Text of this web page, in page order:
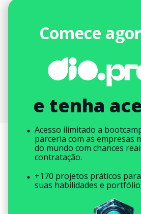
Comece
e tenha
Acesso ilimitado a
parceria com as empresas
do mundo com chances
contratação.
+170 projetos práticos
suas habilidades e portfólio.